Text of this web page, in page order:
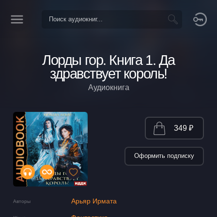
Лорды гор. Книга 1. Да
здравствует король!
Аудиокнига
Авторы Арьяр Ирмата
349 ₽
Оформить подписку